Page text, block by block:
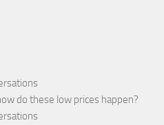
do these low prices happen?